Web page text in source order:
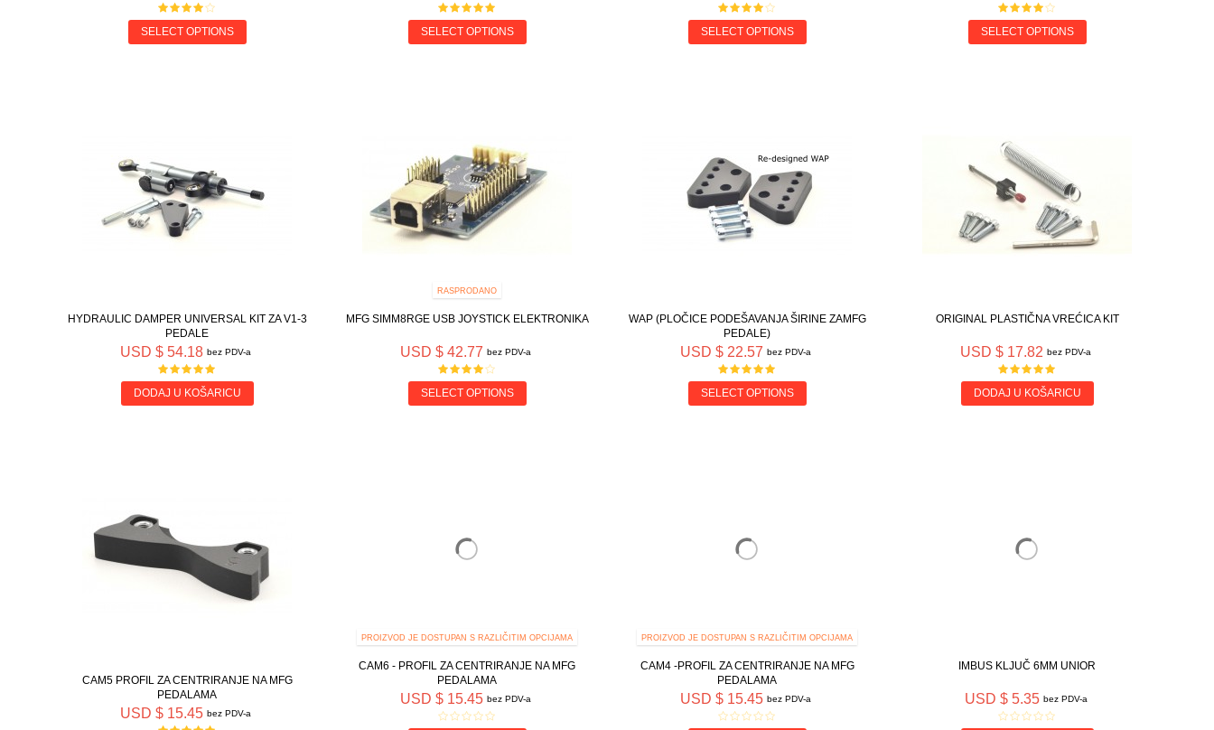
SELECT OPTIONS SELECT OPTIONS SELECT OPTIONS SELECT OPTIONS
HYDRAULIC DAMPER UNIVERSAL KIT ZA V1-3
PEDALE
USD $ 54.18 bez PDV-a
DODAJ U KOŠARICU
RASPRODANO
MFG SIMM8RGE USB JOYSTICK ELEKTRONIKA
USD $ 42.77 bez PDV-a
SELECT OPTIONS
WAP (PLOČICE PODEŠAVANJA ŠIRINE ZAMFG
PEDALE)
USD $ 22.57 bez PDV-a
SELECT OPTIONS
ORIGINAL PLASTIČNA VREĆICA KIT
USD $ 17.82 bez PDV-a
DODAJ U KOŠARICU
CAM5 PROFIL ZA CENTRIRANJE NA MFG
PEDALAMA
USD $ 15.45 bez PDV-a
PROIZVOD JE DOSTUPAN S RAZLIČITIM OPCIJAMA
CAM6 - PROFIL ZA CENTRIRANJE NA MFG
PEDALAMA
USD $ 15.45 bez PDV-a
PROIZVOD JE DOSTUPAN S RAZLIČITIM OPCIJAMA
CAM4 -PROFIL ZA CENTRIRANJE NA MFG
PEDALAMA
USD $ 15.45 bez PDV-a
IMBUS KLJUČ 6MM UNIOR
USD $ 5.35 bez PDV-a